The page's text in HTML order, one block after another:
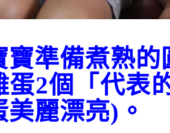
寶準備煮熟
蛋2個「代表
美麗漂亮)。